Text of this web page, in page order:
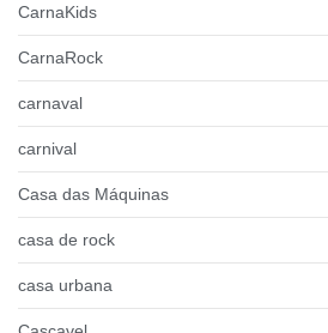
CarnaKids
CarnaRock
carnaval
carnival
Casa das Máquinas
casa de rock
casa urbana